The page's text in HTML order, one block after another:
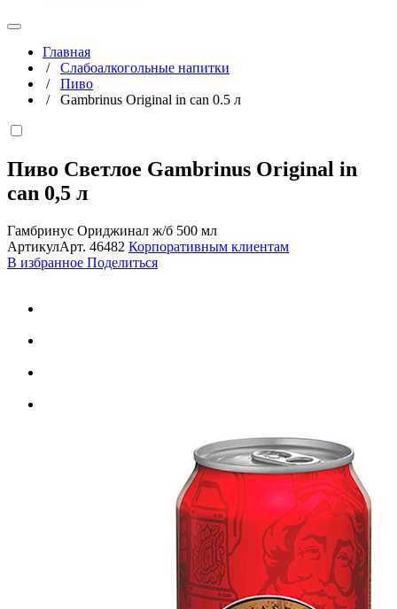
Главная
/ Слабоалкогольные напитки
/ Пиво
/ Gambrinus Original in can 0.5 л
Пиво Светлое Gambrinus Original in
can 0,5 л
Гамбринус Ориджинал ж/б 500 мл
АртикулАрт. 46482 Корпоративным клиентам
В избранное Поделиться